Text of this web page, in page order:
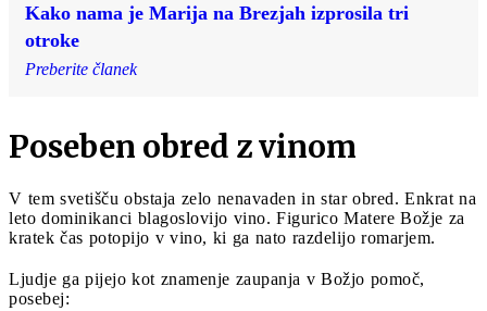
Kako nama je Marija na Brezjah izprosila tri
otroke
Preberite članek
Poseben obred z vinom
V tem svetišču obstaja zelo nenavaden in star obred. Enkrat na
leto dominikanci blagoslovijo vino. Figurico Matere Božje za
kratek čas potopijo v vino, ki ga nato razdelijo romarjem.
Ljudje ga pijejo kot znamenje zaupanja v Božjo pomoč,
posebej: